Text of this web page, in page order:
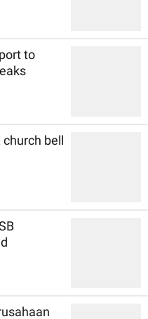
to
bell